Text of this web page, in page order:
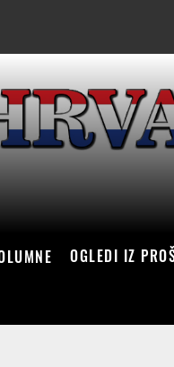
OGLEDI IZ